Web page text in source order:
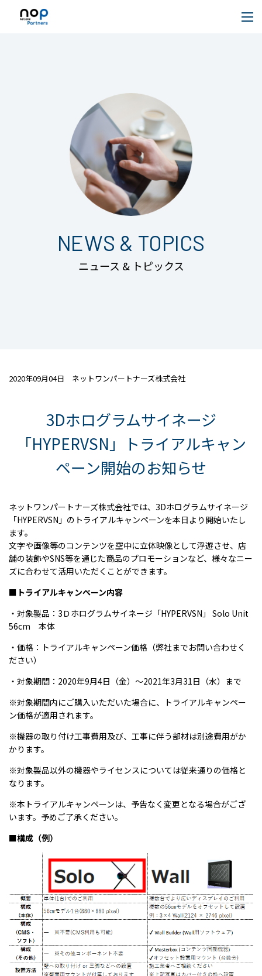
NEWS & TOPICS
ニュース & トピックス
2020年09月04日 ネットワンパートナーズ株式会社
3Dホログラムサイネージ
「HYPERVSN」トライアルキャン
ペーン開始のお知らせ
ネットワンパートナーズ株式会社では、3Dホログラムサイネージ
「HYPERVSN」のトライアルキャンペーンを本日より開始いたし
ます。
文字や画像等のコンテンツを空中に立体映像として浮遊させ、店
舗の装飾やSNS等を通じた商品のプロモーションなど、様々なニー
ズに合わせて活用いただくことができます。
■トライアルキャンペーン内容
・対象製品：3Ｄホログラムサイネージ「HYPERVSN」 Solo Unit
56cm 本体
・価格：トライアルキャンペーン価格（弊社までお問い合わせく
ださい）
・対象期間：2020年9月4日（金）～2021年3月31日（水）まで
※対象期間内にご購入いただいた場合に、トライアルキャンペー
ン価格が適用されます。
※機器の取り付け工事費用及び、工事に伴う部材は別途費用がか
かります。
※対象製品以外の機器やライセンスについては従来通りの価格と
なります。
※本トライアルキャンペーンは、予告なく変更となる場合がござ
います。予めご了承ください。
■構成（例）